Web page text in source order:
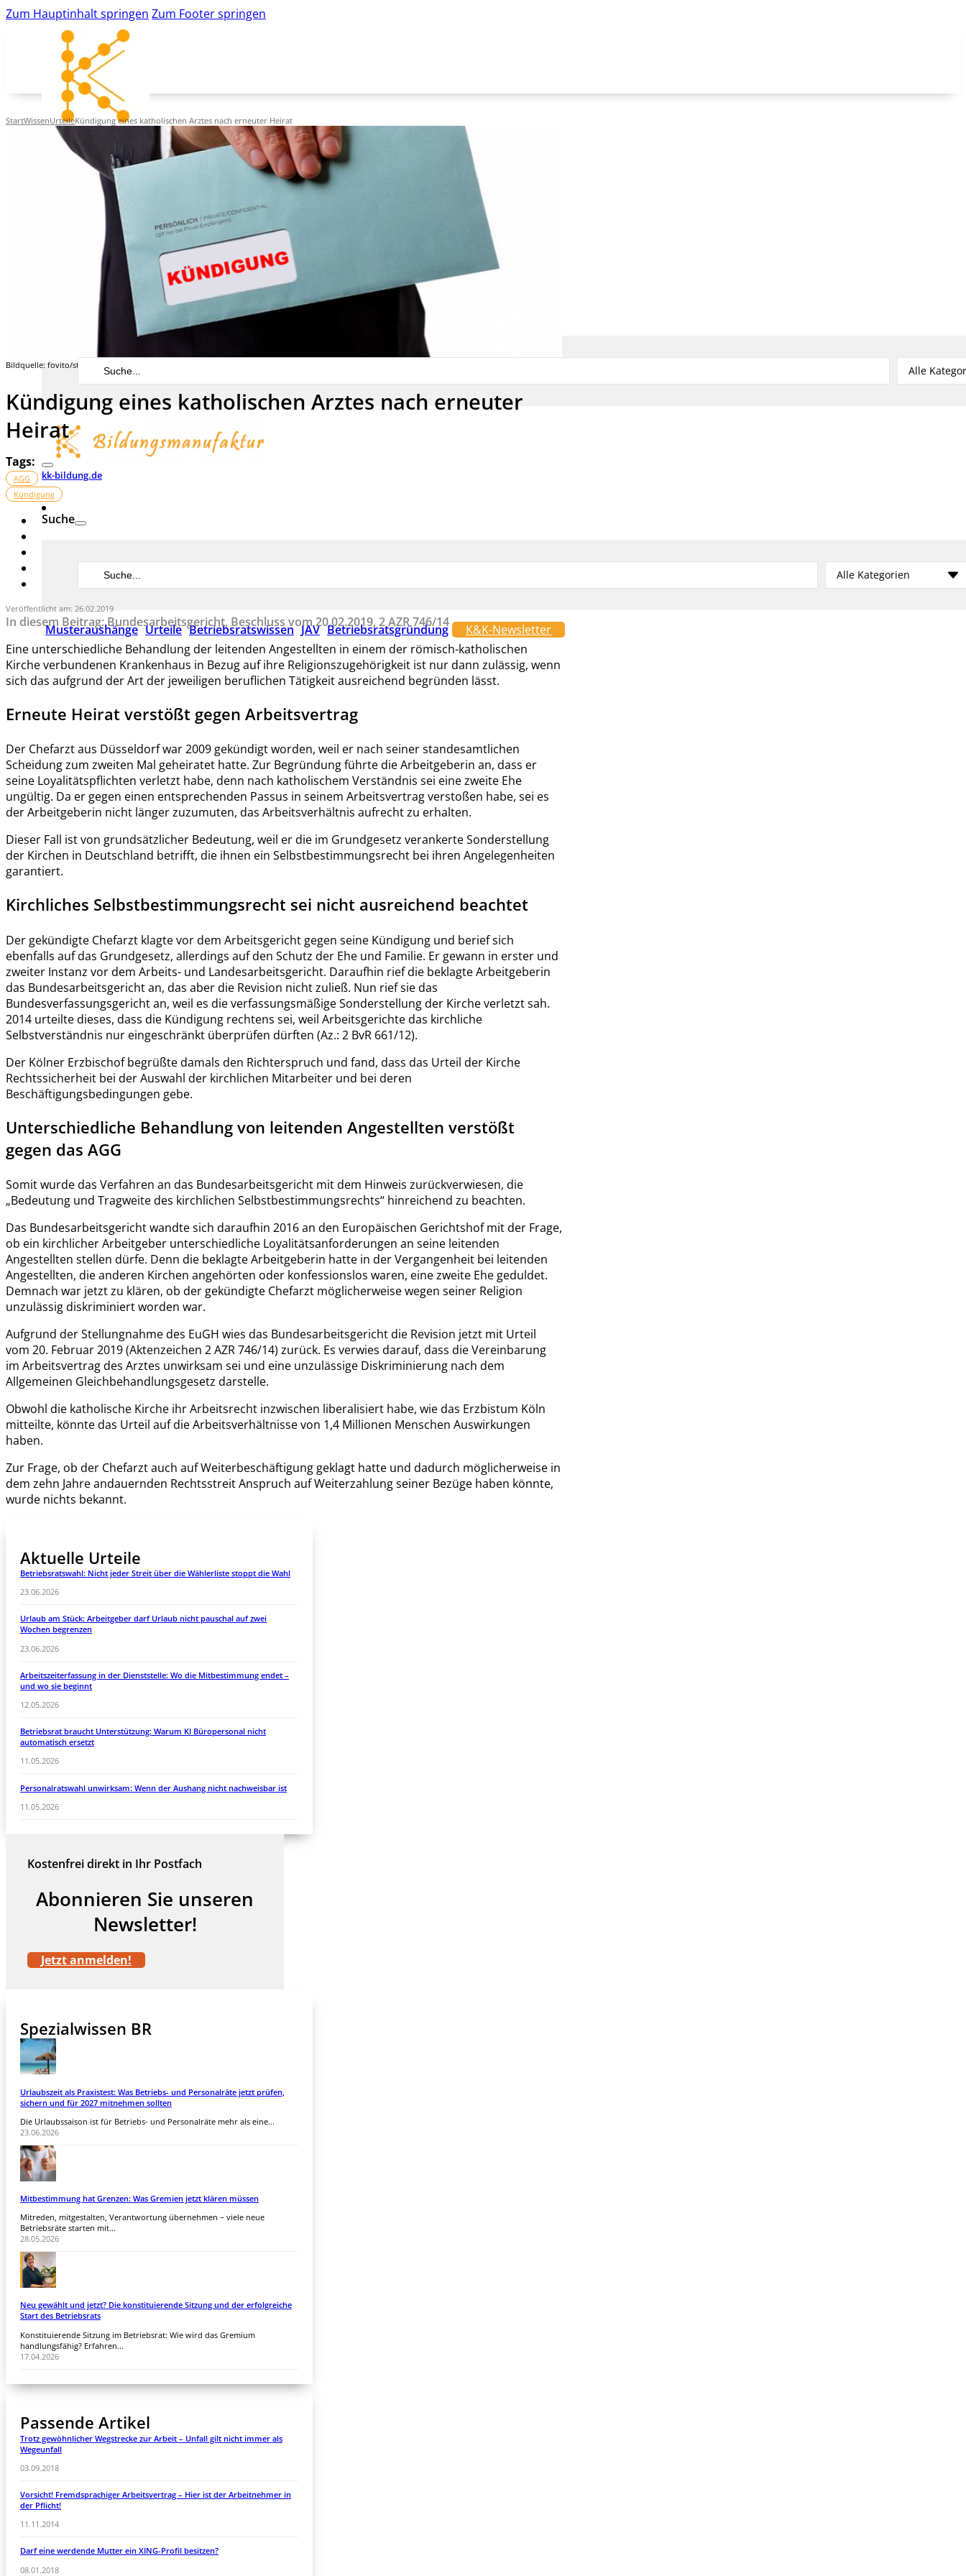
Zum Hauptinhalt springen Zum Footer springen
Musteraushänge
Urteile
Betriebsratswissen
Betriebsratsgründung
News
K&K-Newsletter
kk-bildung.de
Search
Alle
kk-bildung.de
Suche
Search
Alle Kategorien
Musteraushänge Urteile Betriebsratswissen JAV Betriebsratsgründung K&K-Newsletter
StartWissenUrteileKündigung eines katholischen Arztes nach erneuter Heirat
Bildquelle: fovito/stock.adobe.com
Kündigung eines katholischen Arztes nach erneuter
Heirat
Tags:
AGG
Kündigung
Veröffentlicht am: 26.02.2019
In diesem Beitrag: Bundesarbeitsgericht, Beschluss vom 20.02.2019, 2 AZR 746/14
Eine unterschiedliche Behandlung der leitenden Angestellten in einem der römisch-katholischen
Kirche verbundenen Krankenhaus in Bezug auf ihre Religionszugehörigkeit ist nur dann zulässig, wenn
sich das aufgrund der Art der jeweiligen beruflichen Tätigkeit ausreichend begründen lässt.
Erneute Heirat verstößt gegen Arbeitsvertrag
Der Chefarzt aus Düsseldorf war 2009 gekündigt worden, weil er nach seiner standesamtlichen
Scheidung zum zweiten Mal geheiratet hatte. Zur Begründung führte die Arbeitgeberin an, dass er
seine Loyalitätspflichten verletzt habe, denn nach katholischem Verständnis sei eine zweite Ehe
ungültig. Da er gegen einen entsprechenden Passus in seinem Arbeitsvertrag verstoßen habe, sei es
der Arbeitgeberin nicht länger zuzumuten, das Arbeitsverhältnis aufrecht zu erhalten.
Dieser Fall ist von grundsätzlicher Bedeutung, weil er die im Grundgesetz verankerte Sonderstellung
der Kirchen in Deutschland betrifft, die ihnen ein Selbstbestimmungsrecht bei ihren Angelegenheiten
garantiert.
Kirchliches Selbstbestimmungsrecht sei nicht ausreichend beachtet
Der gekündigte Chefarzt klagte vor dem Arbeitsgericht gegen seine Kündigung und berief sich
ebenfalls auf das Grundgesetz, allerdings auf den Schutz der Ehe und Familie. Er gewann in erster und
zweiter Instanz vor dem Arbeits- und Landesarbeitsgericht. Daraufhin rief die beklagte Arbeitgeberin
das Bundesarbeitsgericht an, das aber die Revision nicht zuließ. Nun rief sie das
Bundesverfassungsgericht an, weil es die verfassungsmäßige Sonderstellung der Kirche verletzt sah.
2014 urteilte dieses, dass die Kündigung rechtens sei, weil Arbeitsgerichte das kirchliche
Selbstverständnis nur eingeschränkt überprüfen dürften (Az.: 2 BvR 661/12).
Der Kölner Erzbischof begrüßte damals den Richterspruch und fand, dass das Urteil der Kirche
Rechtssicherheit bei der Auswahl der kirchlichen Mitarbeiter und bei deren
Beschäftigungsbedingungen gebe.
Unterschiedliche Behandlung von leitenden Angestellten verstößt
gegen das AGG
Somit wurde das Verfahren an das Bundesarbeitsgericht mit dem Hinweis zurückverwiesen, die
„Bedeutung und Tragweite des kirchlichen Selbstbestimmungsrechts“ hinreichend zu beachten.
Das Bundesarbeitsgericht wandte sich daraufhin 2016 an den Europäischen Gerichtshof mit der Frage,
ob ein kirchlicher Arbeitgeber unterschiedliche Loyalitätsanforderungen an seine leitenden
Angestellten stellen dürfe. Denn die beklagte Arbeitgeberin hatte in der Vergangenheit bei leitenden
Angestellten, die anderen Kirchen angehörten oder konfessionslos waren, eine zweite Ehe geduldet.
Demnach war jetzt zu klären, ob der gekündigte Chefarzt möglicherweise wegen seiner Religion
unzulässig diskriminiert worden war.
Aufgrund der Stellungnahme des EuGH wies das Bundesarbeitsgericht die Revision jetzt mit Urteil
vom 20. Februar 2019 (Aktenzeichen 2 AZR 746/14) zurück. Es verwies darauf, dass die Vereinbarung
im Arbeitsvertrag des Arztes unwirksam sei und eine unzulässige Diskriminierung nach dem
Allgemeinen Gleichbehandlungsgesetz darstelle.
Obwohl die katholische Kirche ihr Arbeitsrecht inzwischen liberalisiert habe, wie das Erzbistum Köln
mitteilte, könnte das Urteil auf die Arbeitsverhältnisse von 1,4 Millionen Menschen Auswirkungen
haben.
Zur Frage, ob der Chefarzt auch auf Weiterbeschäftigung geklagt hatte und dadurch möglicherweise in
dem zehn Jahre andauernden Rechtsstreit Anspruch auf Weiterzahlung seiner Bezüge haben könnte,
wurde nichts bekannt.
Aktuelle Urteile
Betriebsratswahl: Nicht jeder Streit über die Wählerliste stoppt die Wahl
23.06.2026
Urlaub am Stück: Arbeitgeber darf Urlaub nicht pauschal auf zwei
Wochen begrenzen
23.06.2026
Arbeitszeiterfassung in der Dienststelle: Wo die Mitbestimmung endet –
und wo sie beginnt
12.05.2026
Betriebsrat braucht Unterstützung: Warum KI Büropersonal nicht
automatisch ersetzt
11.05.2026
Personalratswahl unwirksam: Wenn der Aushang nicht nachweisbar ist
11.05.2026
Kostenfrei direkt in Ihr Postfach
Abonnieren Sie unseren
Newsletter!
Jetzt anmelden!
Spezialwissen BR
Urlaubszeit als Praxistest: Was Betriebs- und Personalräte jetzt prüfen,
sichern und für 2027 mitnehmen sollten
Die Urlaubssaison ist für Betriebs- und Personalräte mehr als eine...
23.06.2026
Mitbestimmung hat Grenzen: Was Gremien jetzt klären müssen
Mitreden, mitgestalten, Verantwortung übernehmen – viele neue
Betriebsräte starten mit...
28.05.2026
Neu gewählt und jetzt? Die konstituierende Sitzung und der erfolgreiche
Start des Betriebsrats
Konstituierende Sitzung im Betriebsrat: Wie wird das Gremium
handlungsfähig? Erfahren...
17.04.2026
Passende Artikel
Trotz gewöhnlicher Wegstrecke zur Arbeit – Unfall gilt nicht immer als
Wegeunfall
03.09.2018
Vorsicht! Fremdsprachiger Arbeitsvertrag – Hier ist der Arbeitnehmer in
der Pflicht!
11.11.2014
Darf eine werdende Mutter ein XING-Profil besitzen?
08.01.2018